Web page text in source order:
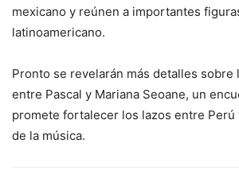
mexicano y reúnen a importantes
latinoamericano.
Pronto se revelarán más detalles sobre
entre Pascal y Mariana Seoane, un
promete fortalecer los lazos entre Perú
de la música.